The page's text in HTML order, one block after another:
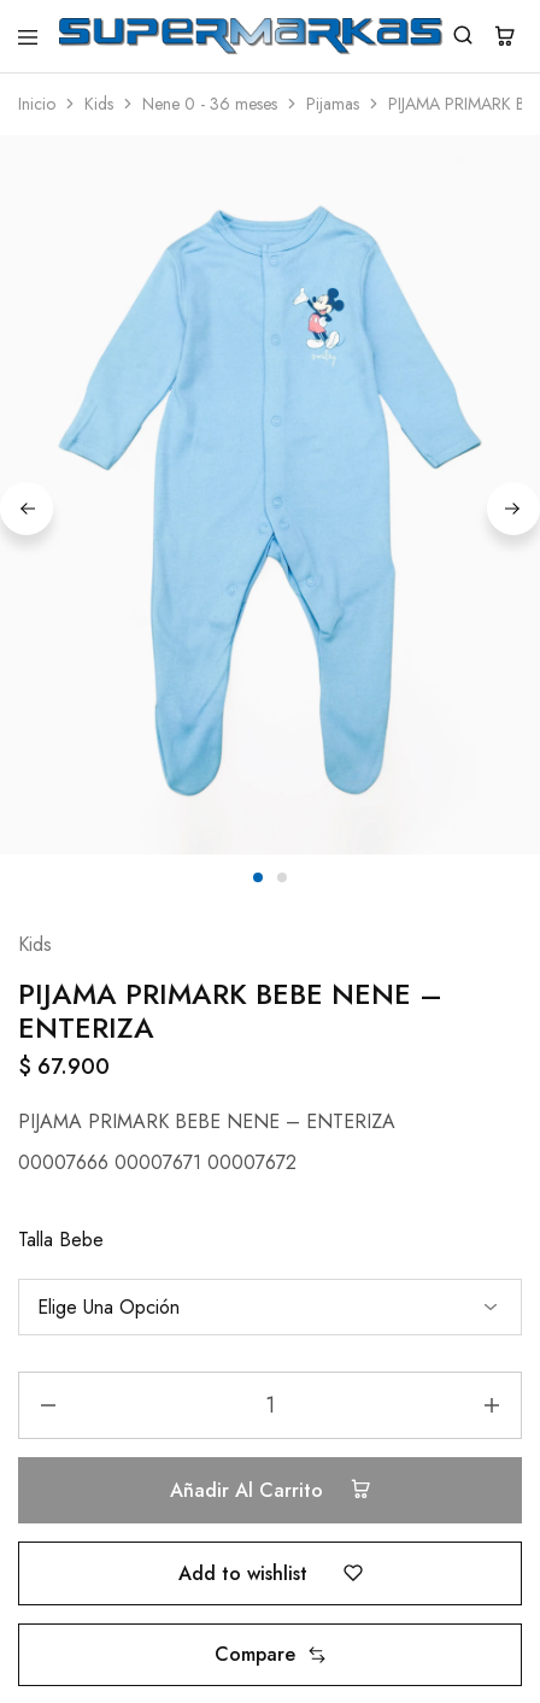
SuperMarkas
Ropa
con
Inicio Kids Nene 0 - 36 meses Pijamas PIJAMA PRIMARK
Kids
PIJAMA PRIMARK BEBE NENE –
ENTERIZA
$ 67.900
PIJAMA PRIMARK BEBE NENE – ENTERIZA
00007666 00007671 00007672
Talla Bebe
Añadir Al Carrito
Add to wishlist
Compare